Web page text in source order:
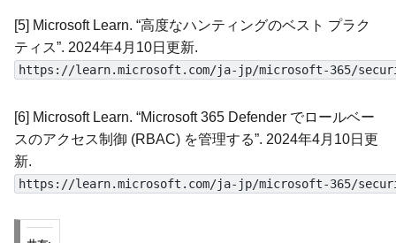
[5] Microsoft Learn. “高度なハンティングのベスト プラク
ティス”. 2024年4月10日更新.
https://learn.microsoft.com/ja-jp/microsoft-365/
[6] Microsoft Learn. “Microsoft 365 Defender でロールベー
スのアクセス制御 (RBAC) を管理する”. 2024年4月10日更
新.
https://learn.microsoft.com/ja-jp/microsoft-365/